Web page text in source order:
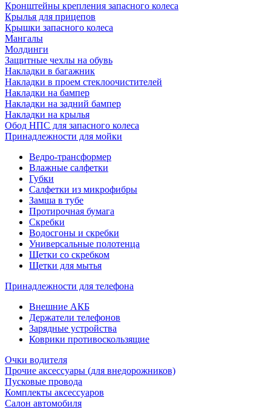
Кронштейны крепления запасного колеса
Крылья для прицепов
Крышки запасного колеса
Мангалы
Молдинги
Защитные чехлы на обувь
Накладки в багажник
Накладки в проем стеклоочистителей
Накладки на бампер
Накладки на задний бампер
Накладки на крылья
Обод НПС для запасного колеса
Принадлежности для мойки
Ведро-трансформер
Влажные салфетки
Губки
Салфетки из микрофибры
Замша в тубе
Протирочная бумага
Скребки
Водосгоны и скребки
Универсальные полотенца
Щетки со скребком
Щетки для мытья
Принадлежности для телефона
Внешние АКБ
Держатели телефонов
Зарядные устройства
Коврики противоскользящие
Очки водителя
Прочие аксессуары (для внедорожников)
Пусковые провода
Комплекты аксессуаров
Салон автомобиля